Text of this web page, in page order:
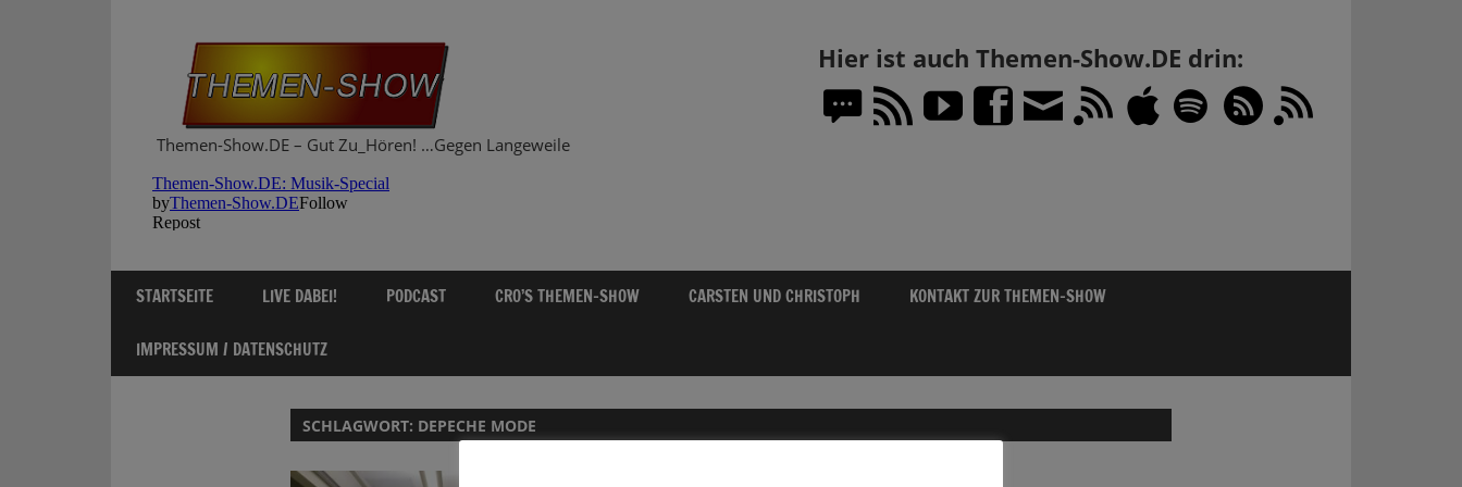
Themen-Show.DE – Gut Zu_Hören! …Gegen Langeweile
Hier ist auch Themen-Show.DE drin:
STARTSEITE LIVE DABEI! PODCAST CRO’S THEMEN-SHOW CARSTEN UND CHRISTOPH KONTAKT ZUR THEMEN-SHOW
IMPRESSUM / DATENSCHUTZ
SCHLAGWORT: DEPECHE MODE